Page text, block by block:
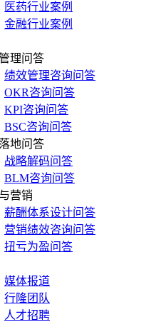
医药行业案例
金融行业案例
理问答
绩效管理咨询问答
OKR咨询问答
KPI咨询问答
BSC咨询问答
地问答
战略解码问答
BLM咨询问答
营销
薪酬体系设计问答
营销绩效咨询问答
扭亏为盈问答
媒体报道
行隆团队
人才招聘